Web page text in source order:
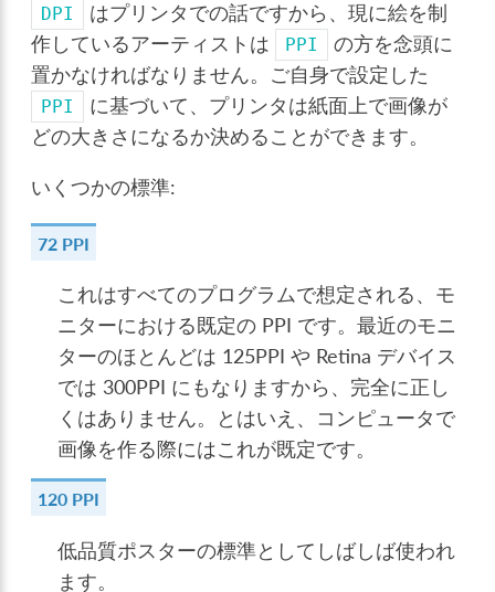
DPI
はプリンタでの話ですから、現に絵を制
作しているアーティストは
PPI
の方を念頭に
置かなければなりません。ご自身で設定した
PPI
に基づいて、プリンタは紙面上で画像が
どの大きさになるか決めることができます。
いくつかの標準:
72 PPI
これはすべてのプログラムで想定される、モ
ニターにおける既定の PPI です。最近のモニ
ターのほとんどは 125PPI や Retina デバイス
では 300PPI にもなりますから、完全に正し
くはありません。とはいえ、コンピュータで
画像を作る際にはこれが既定です。
120 PPI
低品質ポスターの標準としてしばしば使われ
ます。